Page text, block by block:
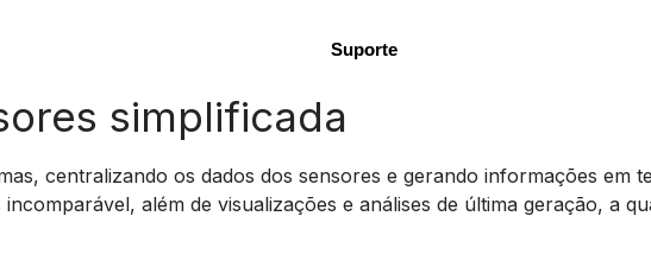
Suporte
simplificada
centralizando os dados dos sensores e gerando informações em
além de visualizações e análises de última geração, a